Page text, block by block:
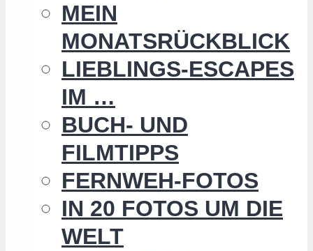
MEIN
MONATSRÜCKBLICK
LIEBLINGS-ESCAPES
IM …
BUCH- UND
FILMTIPPS
FERNWEH-FOTOS
IN 20 FOTOS UM DIE
WELT